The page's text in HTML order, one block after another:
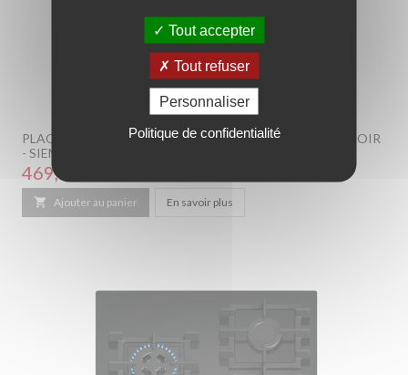
PLAQUE DE CUISSON À GAZ ENCASTRABLE - 3 FEUX - NOIR
- SIEMENS - EP6A6CI10
Prix
469,00 €
 Ajouter au panier En savoir plus
Tout accepter
Tout refuser
Personnaliser
Politique de confidentialité